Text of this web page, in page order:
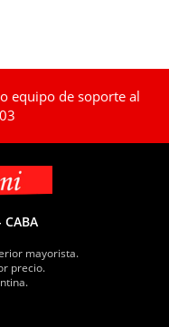
equipo de soporte al
mayorista.
precio.